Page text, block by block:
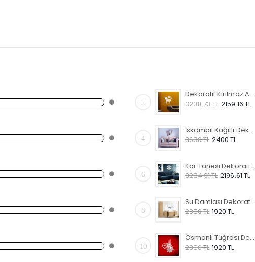
2
Dekoratif Kırılmaz Ayna
3238.73 TL 2159.16 TL
4
İskambil Kağıtlı Dekoratif Kırılmaz Ayna
3600 TL 2400 TL
6
Kar Tanesi Dekoratif Kırılmaz Ayna
3294.91 TL 2196.61 TL
8
Su Damlası Dekoratif Kırılmaz Ayna
2880 TL 1920 TL
10
Osmanlı Tuğrası Dekoratif Kırılmaz Ayna
2880 TL 1920 TL